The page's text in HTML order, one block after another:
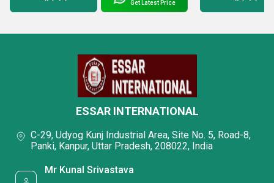
Get Latest Price
ESSAR INTERNATIONAL
C-29, Udyog Kunj Industrial Area, Site No. 5, Road-8,
Panki, Kanpur, Uttar Pradesh, 208022, India
Mr Kunal Srivastava